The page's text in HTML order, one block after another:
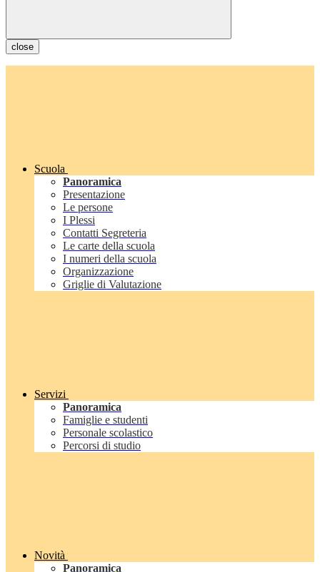
close
Scuola
Panoramica
Presentazione
Le persone
I Plessi
Contatti Segreteria
Le carte della scuola
I numeri della scuola
Organizzazione
Griglie di Valutazione
Servizi
Panoramica
Famiglie e studenti
Personale scolastico
Percorsi di studio
Novità
Panoramica